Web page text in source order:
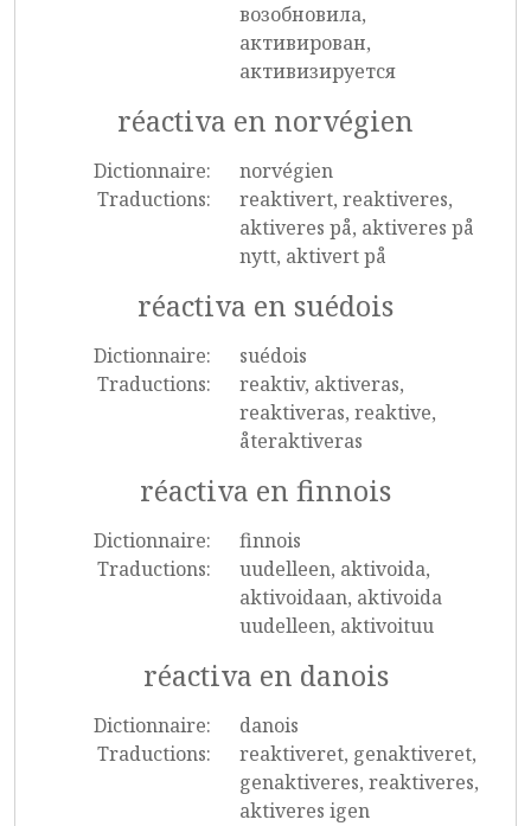
возобновила,
активирован,
активизируется
réactiva en norvégien
Dictionnaire:
norvégien
Traductions:
reaktivert, reaktiveres,
aktiveres på, aktiveres på
nytt, aktivert på
réactiva en suédois
Dictionnaire:
suédois
Traductions:
reaktiv, aktiveras,
reaktiveras, reaktive,
återaktiveras
réactiva en finnois
Dictionnaire:
finnois
Traductions:
uudelleen, aktivoida,
aktivoidaan, aktivoida
uudelleen, aktivoituu
réactiva en danois
Dictionnaire:
danois
Traductions:
reaktiveret, genaktiveret,
genaktiveres, reaktiveres,
aktiveres igen